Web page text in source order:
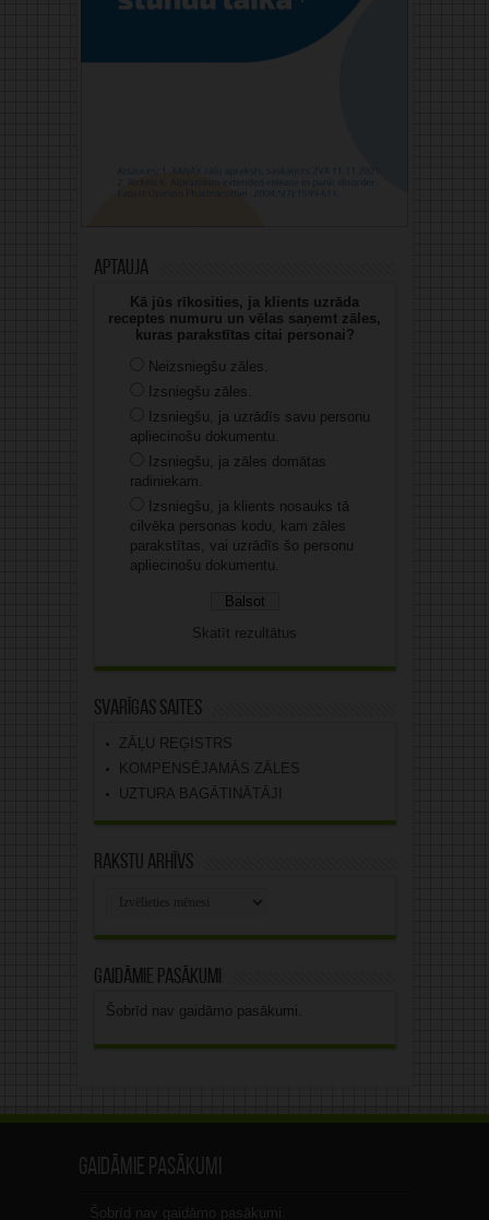
Aptauja
Kā jūs rīkosities, ja klients uzrāda
receptes numuru un vēlas saņemt zāles,
kuras parakstītas citai personai?
Neizsniegšu zāles.
Izsniegšu zāles.
Izsniegšu, ja uzrādīs savu personu
apliecinošu dokumentu.
Izsniegšu, ja zāles domātas
radiniekam.
Izsniegšu, ja klients nosauks tā
cilvēka personas kodu, kam zāles
parakstītas, vai uzrādīs šo personu
apliecinošu dokumentu.
Skatīt rezultātus
Svarīgas saites
ZĀĻU REĢISTRS
KOMPENSĒJAMĀS ZĀLES
UZTURA BAGĀTINĀTĀJI
Rakstu arhīvs
Gaidāmie pasākumi
Šobrīd nav gaidāmo pasākumi.
Gaidāmie pasākumi
Šobrīd nav gaidāmo pasākumi.